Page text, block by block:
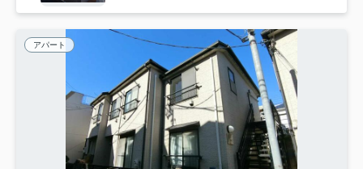
アパート